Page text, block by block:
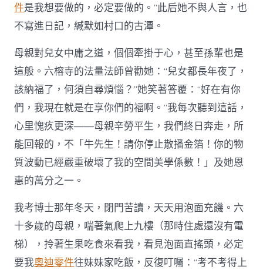
件是我想要做的，必定要做的。”此后她不與人言，也
不寫進日記，緘默如村口的古潭。
母親對兒女中庸之道，個個牽掛于心，甚至孫輩也是
這般。六榕寺的法量法師曾勸她：“兒女都長年夜了，
該納福了，何須自尋煩惱？”她笑著答覆：“好在有你
們，我現在就是在享你們的福啊。”我每次聽到這話，
心里愧疚更深——母親辛勞平生，我們終日奔走，所
能回報的，不「牛先生！請你停止散播金箔！你的物
質波動已經嚴重破壞了我的空間美學係數！」及她恩
惠的萬分之一。
我考博士那年冬天，閉門苦讀，天天用泡面充饑。六
十多歲的母親，喘著氣爬上九樓（那時住處還沒有電
梯），拎著生果吃食來看我，看見泡面直搖頭，必定
要我奧迪零件往妹妹家吃飯，反復叮囑：“考不考得上